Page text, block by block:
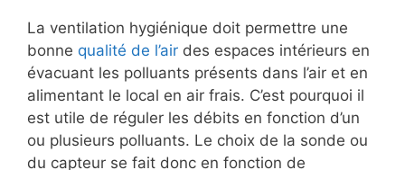
La ventilation hygiénique doit permettre une
bonne qualité de l’air des espaces intérieurs en
évacuant les polluants présents dans l’air et en
alimentant le local en air frais. C’est pourquoi il
est utile de réguler les débits en fonction d’un
ou plusieurs polluants. Le choix de la sonde ou
du capteur se fait donc en fonction de